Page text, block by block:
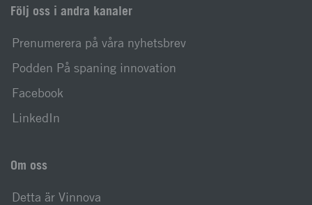
Följ oss i andra kanaler
Prenumerera på våra nyhetsbrev
Podden På spaning innovation
Facebook
LinkedIn
Om oss
Detta är Vinnova